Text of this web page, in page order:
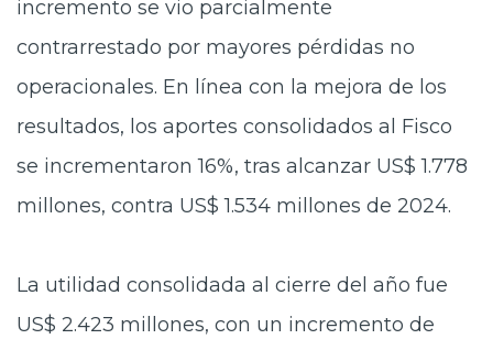
incremento se vio parcialmente
contrarrestado por mayores pérdidas no
operacionales. En línea con la mejora de los
resultados, los aportes consolidados al Fisco
se incrementaron 16%, tras alcanzar US$ 1.778
millones, contra US$ 1.534 millones de 2024.
La utilidad consolidada al cierre del año fue
US$ 2.423 millones, con un incremento de